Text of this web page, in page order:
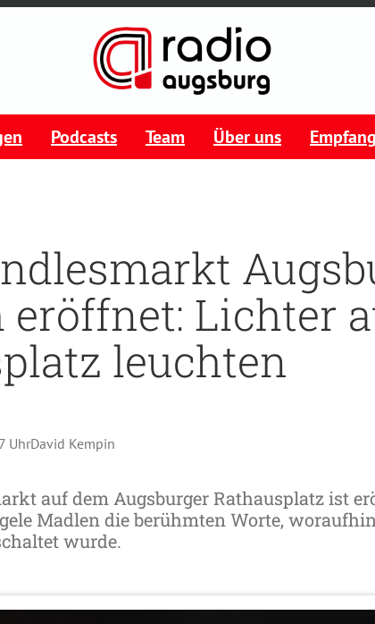
Podcasts Team Über uns Empfang
Lichter
leuchten
UhrDavid Kempin
auf dem Augsburger Rathausplatz ist
Madlen die berühmten Worte,
wurde.